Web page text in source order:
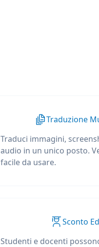
Traduzione
Traduci immagini,
audio in un unico posto.
facile da usare.
Sconto
Studenti e docenti